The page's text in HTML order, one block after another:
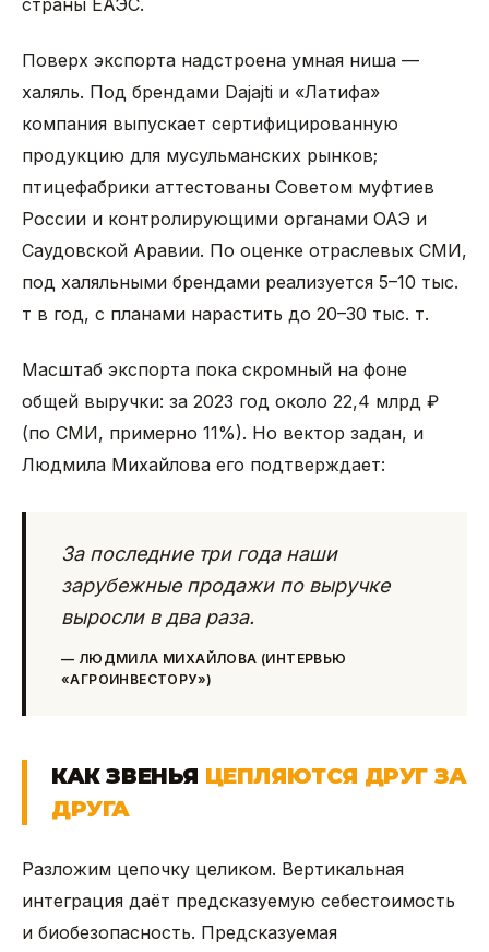
страны ЕАЭС.
Поверх экспорта надстроена умная ниша —
халяль. Под брендами Dajajti и «Латифа»
компания выпускает сертифицированную
продукцию для мусульманских рынков;
птицефабрики аттестованы Советом муфтиев
России и контролирующими органами ОАЭ и
Саудовской Аравии. По оценке отраслевых СМИ,
под халяльными брендами реализуется 5–10 тыс.
т в год, с планами нарастить до 20–30 тыс. т.
Масштаб экспорта пока скромный на фоне
общей выручки: за 2023 год около 22,4 млрд ₽
(по СМИ, примерно 11%). Но вектор задан, и
Людмила Михайлова его подтверждает:
За последние три года наши
зарубежные продажи по выручке
выросли в два раза.
— ЛЮДМИЛА МИХАЙЛОВА (ИНТЕРВЬЮ
«АГРОИНВЕСТОРУ»)
КАК ЗВЕНЬЯ ЦЕПЛЯЮТСЯ ДРУГ ЗА
ДРУГА
Разложим цепочку целиком. Вертикальная
интеграция даёт предсказуемую себестоимость
и биобезопасность. Предсказуемая